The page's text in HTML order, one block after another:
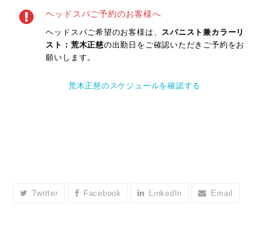
ヘッドスパご予約のお客様へ
ヘッドスパご希望のお客様は、
スパニスト兼カラーリ
スト：荒木正慈の出勤日をご確認いただきご予約をお
願いします。
荒木正慈のスケジュールを確認する
Twitter Facebook LinkedIn Email